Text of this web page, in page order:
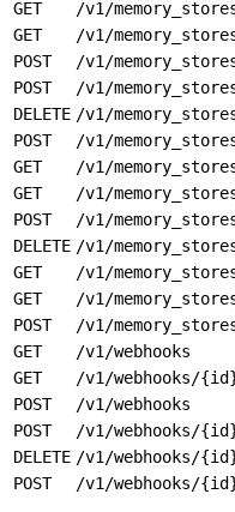
GET
/v1/
GET
/v1/
POST
/v1/
POST
/v1/
DELETE /v1/
POST
/v1/
GET
/v1/
GET
/v1/
POST
/v1/
DELETE /v1/
GET
/v1/
GET
/v1/
POST
/v1/
GET
/v1/webhooks
GET
/v1/webhooks/
POST
/v1/webhooks
POST
/v1/webhooks/
DELETE /v1/webhooks/
POST
/v1/webhooks/